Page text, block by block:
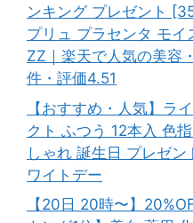
ンキング プレゼント
プリュ プラセンタ モ
ZZ｜楽天で人気の美容
件・評価4.51
【おすすめ・人気】ラ
クト ふつう 12本入 色
しゃれ 誕生日 プレゼ
ワイトデー
【20日 20時〜】